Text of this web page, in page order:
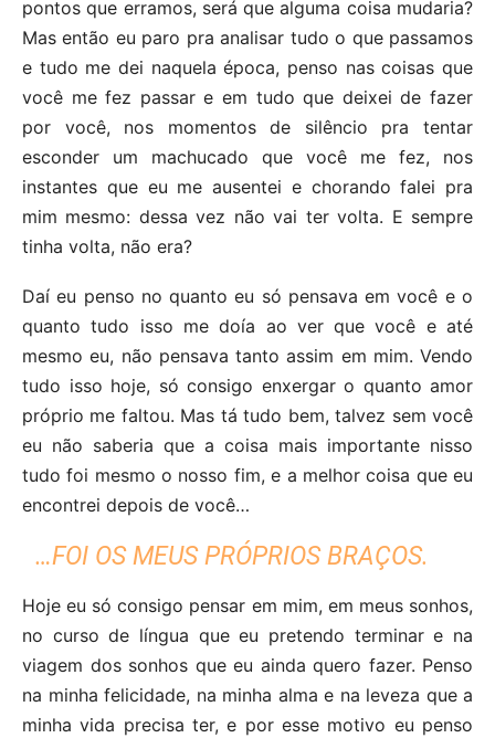
pontos que erramos, será que alguma coisa mudaria?
Mas então eu paro pra analisar tudo o que passamos
e tudo me dei naquela época, penso nas coisas que
você me fez passar e em tudo que deixei de fazer
por você, nos momentos de silêncio pra tentar
esconder um machucado que você me fez, nos
instantes que eu me ausentei e chorando falei pra
mim mesmo: dessa vez não vai ter volta. E sempre
tinha volta, não era?
Daí eu penso no quanto eu só pensava em você e o
quanto tudo isso me doía ao ver que você e até
mesmo eu, não pensava tanto assim em mim. Vendo
tudo isso hoje, só consigo enxergar o quanto amor
próprio me faltou. Mas tá tudo bem, talvez sem você
eu não saberia que a coisa mais importante nisso
tudo foi mesmo o nosso fim, e a melhor coisa que eu
encontrei depois de você…
…FOI OS MEUS PRÓPRIOS BRAÇOS.
Hoje eu só consigo pensar em mim, em meus sonhos,
no curso de língua que eu pretendo terminar e na
viagem dos sonhos que eu ainda quero fazer. Penso
na minha felicidade, na minha alma e na leveza que a
minha vida precisa ter, e por esse motivo eu penso